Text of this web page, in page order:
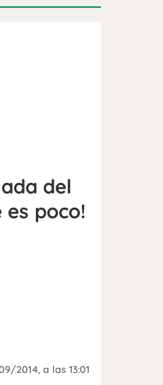
del
es poco!
2014, a las 13:01